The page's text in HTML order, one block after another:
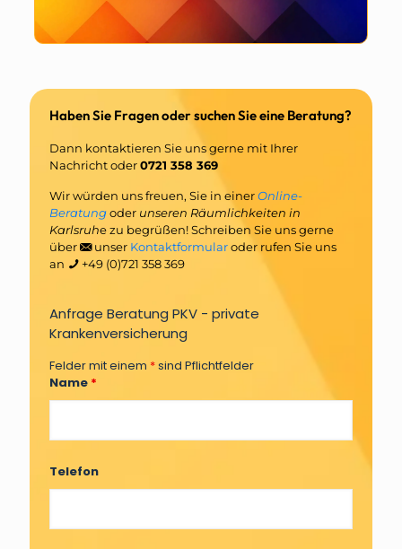
Haben Sie Fragen oder suchen Sie eine Beratung?
Dann kontaktieren Sie uns gerne mit Ihrer
Nachricht oder0721 358 369
Wir würden uns freuen, Sie in einerOnline-
Beratungoder unseren Räumlichkeiten in
Karlsruhe zu begrüßen! Schreiben Sie uns gerne
über
unser Kontaktformularoder rufen Sie uns
an
+49 (0)721 358 369
Anfrage Beratung PKV - private
Krankenversicherung
Felder mit einem *sind Pflichtfelder
Name *
Telefon